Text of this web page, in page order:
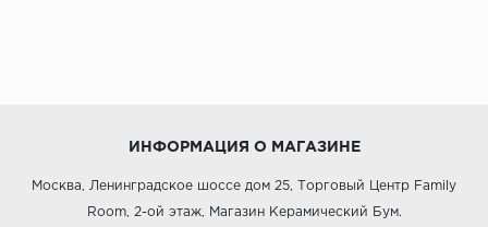
ИНФОРМАЦИЯ О МАГАЗИНЕ
Москва, Ленинградское шоссе дом 25, Торговый Центр Family
Room, 2-ой этаж, Магазин Керамический Бум.